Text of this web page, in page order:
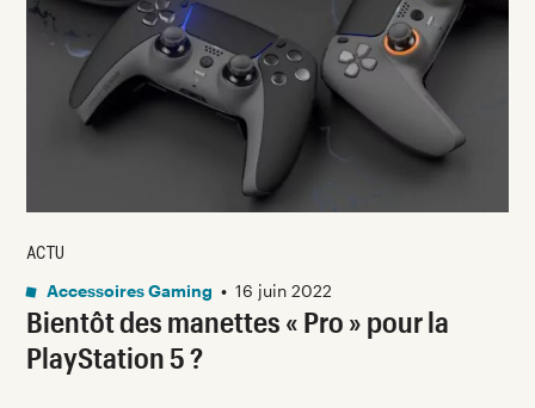
Bientôt des manettes « Pro » pour la
PlayStation 5 ?
ACTU
Accessoires Gaming • 16 juin 2022